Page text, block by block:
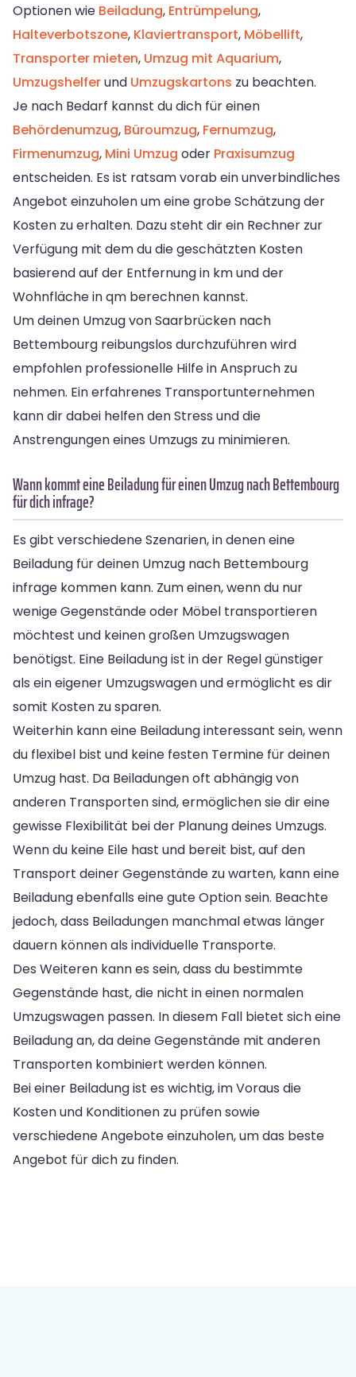
Optionen wie Beiladung, Entrümpelung,
Halteverbotszone, Klaviertransport, Möbellift,
Transporter mieten, Umzug mit Aquarium,
Umzugshelferund Umzugskartons zu beachten.
Je nach Bedarf kannst du dich für einen
Behördenumzug, Büroumzug, Fernumzug,
Firmenumzug, Mini Umzug oder Praxisumzug
entscheiden. Es ist ratsam vorab ein unverbindliches
Angebot einzuholen um eine grobe Schätzung der
Kosten zu erhalten. Dazu steht dir ein Rechner zur
Verfügung mit dem du die geschätzten Kosten
basierend auf der Entfernung in km und der
Wohnfläche in qm berechnen kannst.
Um deinen Umzug von Saarbrücken nach
Bettembourg reibungslos durchzuführen wird
empfohlen professionelle Hilfe in Anspruch zu
nehmen. Ein erfahrenes Transportunternehmen
kann dir dabei helfen den Stress und die
Anstrengungen eines Umzugs zu minimieren.
Wann kommt eine Beiladung für einen Umzug nach Bettembourg
für dich infrage?
Es gibt verschiedene Szenarien, in denen eine
Beiladung für deinen Umzug nach Bettembourg
infrage kommen kann. Zum einen, wenn du nur
wenige Gegenstände oder Möbel transportieren
möchtest und keinen großen Umzugswagen
benötigst. Eine Beiladung ist in der Regel günstiger
als ein eigener Umzugswagen und ermöglicht es dir
somit Kosten zu sparen.
Weiterhin kann eine Beiladung interessant sein, wenn
du flexibel bist und keine festen Termine für deinen
Umzug hast. Da Beiladungen oft abhängig von
anderen Transporten sind, ermöglichen sie dir eine
gewisse Flexibilität bei der Planung deines Umzugs.
Wenn du keine Eile hast und bereit bist, auf den
Transport deiner Gegenstände zu warten, kann eine
Beiladung ebenfalls eine gute Option sein. Beachte
jedoch, dass Beiladungen manchmal etwas länger
dauern können als individuelle Transporte.
Des Weiteren kann es sein, dass du bestimmte
Gegenstände hast, die nicht in einen normalen
Umzugswagen passen. In diesem Fall bietet sich eine
Beiladung an, da deine Gegenstände mit anderen
Transporten kombiniert werden können.
Bei einer Beiladung ist es wichtig, im Voraus die
Kosten und Konditionen zu prüfen sowie
verschiedene Angebote einzuholen, um das beste
Angebot für dich zu finden.